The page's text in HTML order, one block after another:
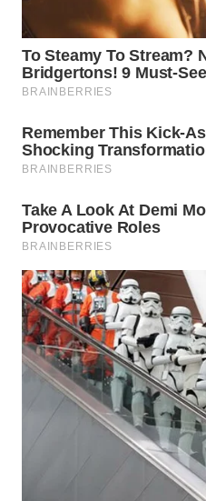
WAHANA
TRAVEL
TV
WAHANANEWS
WAHANANEWS
WAHANANEWS
NET
WAHANA
SPORT